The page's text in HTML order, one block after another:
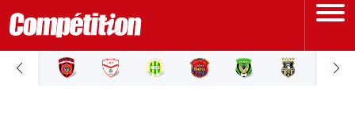
ACCUEIL